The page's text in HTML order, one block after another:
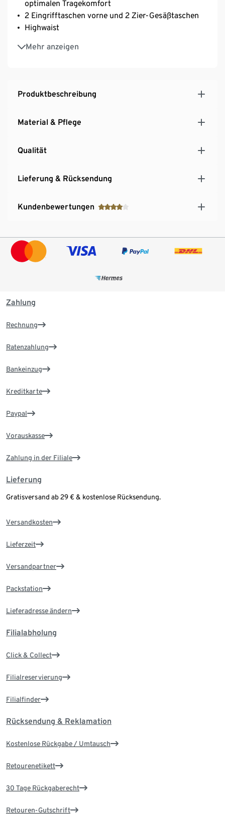
optimalen Tragekomfort
2 Eingrifftaschen vorne und 2 Zier-Gesäßtaschen
Highwaist
Mehr anzeigen
Shorts mit weitem Bein
Produktbeschreibung
Material & Pflege
Qualität
Lieferung & Rücksendung
Kundenbewertungen
Zahlung
Rechnung
Ratenzahlung
Bankeinzug
Kreditkarte
Paypal
Vorauskasse
Zahlung in der Filiale
Lieferung
Gratisversand ab 29 € & kostenlose Rücksendung.
Versandkosten
Lieferzeit
Versandpartner
Packstation
Lieferadresse ändern
Filialabholung
Click & Collect
Filialreservierung
Filialfinder
Rücksendung & Reklamation
Kostenlose Rückgabe / Umtausch
Retourenetikett
30 Tage Rückgaberecht
Retouren-Gutschrift